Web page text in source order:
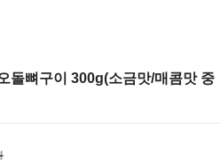
돌뼈구이 300g(소금맛/매콤맛 중